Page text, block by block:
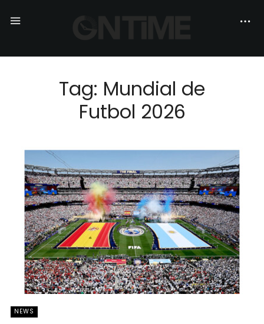
Tag: Mundial de
Futbol 2026
NEWS